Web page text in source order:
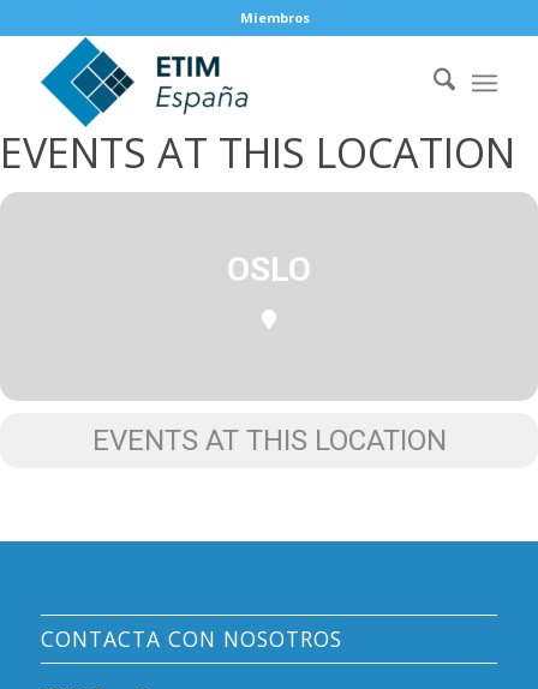
Miembros
EVENTS AT THIS LOCATION
OSLO
EVENTS AT THIS LOCATION
CONTACTA CON NOSOTROS